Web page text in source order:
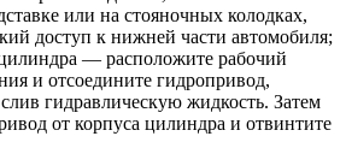
или на стояночных колодках,
доступ к нижней части автомобиля;
— расположите рабочий
и отсоедините гидропривод,
гидравлическую жидкость. Затем
от корпуса цилиндра и отвинтите